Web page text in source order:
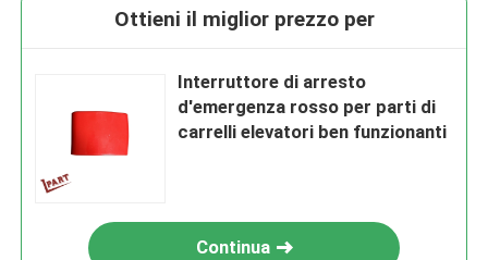
Ottieni il miglior prezzo per
Interruttore di arresto
d'emergenza rosso per parti di
carrelli elevatori ben funzionanti
Continua